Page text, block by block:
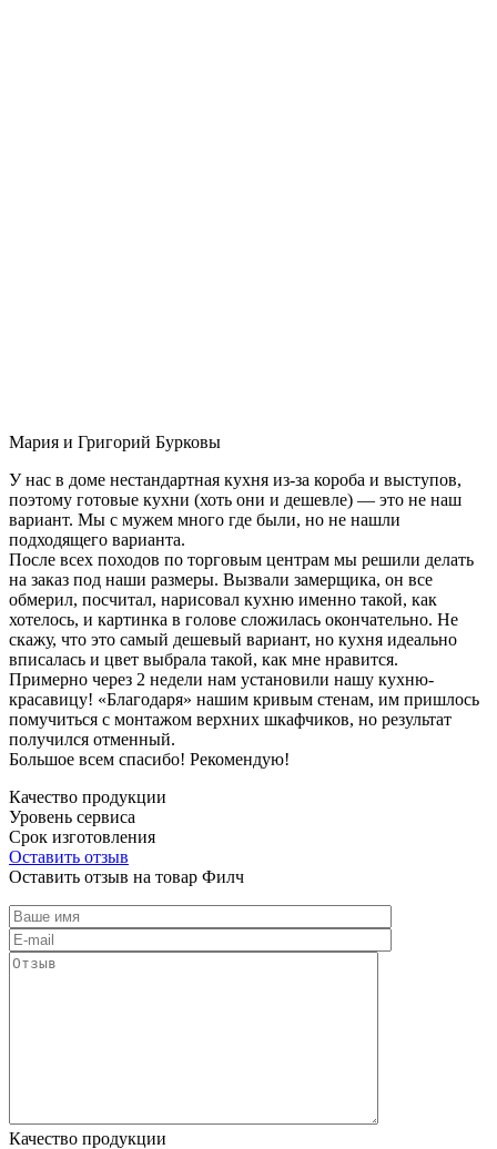
Мария и Григорий Бурковы
У нас в доме нестандартная кухня из-за короба и выступов,
поэтому готовые кухни (хоть они и дешевле) — это не наш
вариант. Мы с мужем много где были, но не нашли
подходящего варианта.
После всех походов по торговым центрам мы решили делать
на заказ под наши размеры. Вызвали замерщика, он все
обмерил, посчитал, нарисовал кухню именно такой, как
хотелось, и картинка в голове сложилась окончательно. Не
скажу, что это самый дешевый вариант, но кухня идеально
вписалась и цвет выбрала такой, как мне нравится.
Примерно через 2 недели нам установили нашу кухню-
красавицу! «Благодаря» нашим кривым стенам, им пришлось
помучиться с монтажом верхних шкафчиков, но результат
получился отменный.
Большое всем спасибо! Рекомендую!
Качество продукции
Уровень сервиса
Срок изготовления
Оставить отзыв
Оставить отзыв на товар Филч
Качество продукции